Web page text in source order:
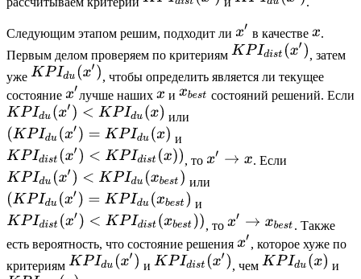
Следующим этапом решим, подходит ли в качестве
.
Первым делом проверяем по критериям
, затем
уже
, чтобы определить является ли текущее
состояние
лучше наших и
состояний решений. Если
или
и
, то
. Если
или
и
, то
. Также
есть вероятность, что состояние решения
, которое хуже по
критериям
и , чем
и